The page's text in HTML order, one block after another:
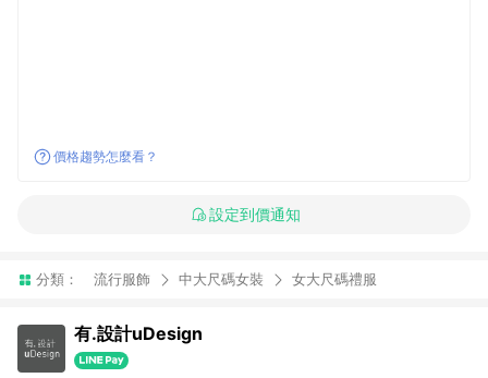
價格趨勢怎麼看？
設定到價通知
分類： 流行服飾 中大尺碼女裝 女大尺碼禮服
有.設計uDesign